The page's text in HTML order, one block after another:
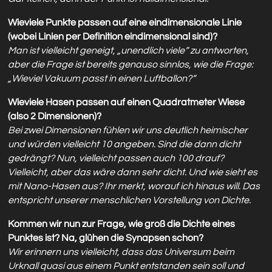
Wieviele Punkte passen auf eine eindimensionale Linie
(wobei Linien per Definition eindimensional sind)?
Man ist vielleicht geneigt, „unendlich viele“ zu antworten,
aber die Frage ist bereits genauso sinnlos, wie die Frage:
„Wieviel Vakuum passt in einen Luftballon?“
Wieviele Hasen passen auf einen Quadratmeter Wiese
(also 2 Dimensionen)?
Bei zwei Dimensionen fühlen wir uns deutlich heimischer
und würden vielleicht 10 angeben. Sind die dann dicht
gedrängt? Nun, vielleicht passen auch 100 drauf?
Vielleicht, aber das wäre dann sehr dicht. Und wie sieht es
mit Nano-Hasen aus? Ihr merkt, worauf ich hinaus will. Das
entspricht unserer menschlichen Vorstellung von Dichte.
Kommen wir nun zur Frage, wie groß die Dichte eines
Punktes ist? Na, glühen die Synapsen schon?
Wir erinnern uns vielleicht, dass das Universum beim
Urknall quasi aus einem Punkt entstanden sein soll und